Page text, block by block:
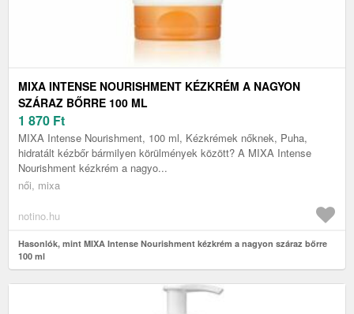
MIXA INTENSE NOURISHMENT KÉZKRÉM A NAGYON
SZÁRAZ BŐRRE 100 ML
1 870 Ft
MIXA Intense Nourishment, 100 ml, Kézkrémek nőknek, Puha,
hidratált kézbőr bármilyen körülmények között? A MIXA Intense
Nourishment kézkrém a nagyo...
női, mixa
notino.hu
Hasonlók, mint MIXA Intense Nourishment kézkrém a nagyon száraz bőrre
100 ml